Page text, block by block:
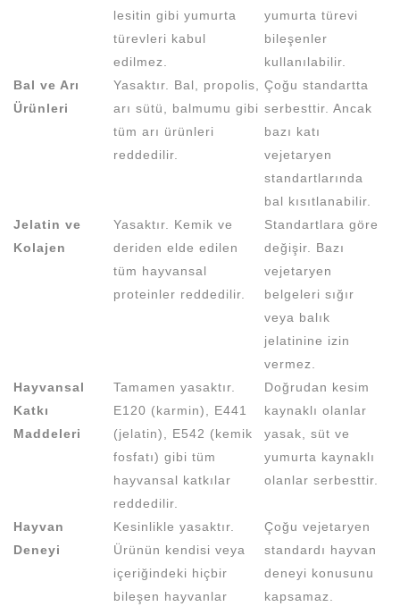
lesitin gibi yumurta
türevleri kabul
edilmez.
yumurta türevi
bileşenler
kullanılabilir.
Bal ve Arı
Ürünleri
Yasaktır. Bal, propolis,
arı sütü, balmumu gibi
tüm arı ürünleri
reddedilir.
Çoğu standartta
serbesttir. Ancak
bazı katı
vejetaryen
standartlarında
bal kısıtlanabilir.
Jelatin ve
Kolajen
Yasaktır. Kemik ve
deriden elde edilen
tüm hayvansal
proteinler reddedilir.
Standartlara göre
değişir. Bazı
vejetaryen
belgeleri sığır
veya balık
jelatinine izin
vermez.
Hayvansal
Katkı
Maddeleri
Tamamen yasaktır.
E120 (karmin), E441
(jelatin), E542 (kemik
fosfatı) gibi tüm
hayvansal katkılar
reddedilir.
Doğrudan kesim
kaynaklı olanlar
yasak, süt ve
yumurta kaynaklı
olanlar serbesttir.
Hayvan
Deneyi
Kesinlikle yasaktır.
Ürünün kendisi veya
içeriğindeki hiçbir
bileşen hayvanlar
Çoğu vejetaryen
standardı hayvan
deneyi konusunu
kapsamaz.